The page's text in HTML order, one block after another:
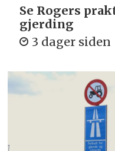
Se Rogers
gjerding
3 dager siden